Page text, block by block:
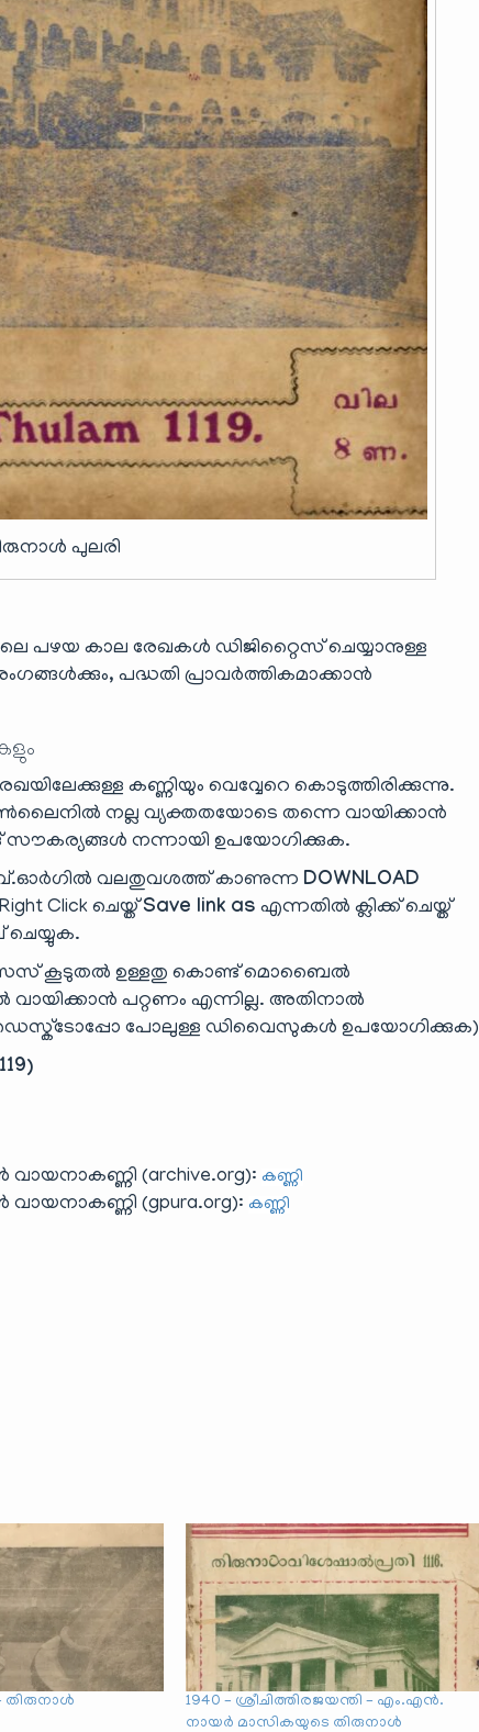
പുലരി
പഴയ കാല രേഖകൾ ഡിജിറ്റൈസ് ചെയ്യാനുള്ള
പദ്ധതി പ്രാവർത്തികമാക്കാൻ
കണ്ണിയും വെവ്വേറെ കൊടുത്തിരിക്കുന്നു.
നല്ല വ്യക്തതയോടെ തന്നെ വായിക്കാൻ
നന്നായി ഉപയോഗിക്കുക.
വലതുവശത്ത് കാണുന്ന DOWNLOAD
Click ചെയ്ത്Save link as എന്നതിൽ ക്ലിക്ക് ചെയ്ത്
ചെയ്യുക.
കൂടുതൽ ഉള്ളതു കൊണ്ട് മൊബൈൽ
പറ്റണം എന്നില്ല. അതിനാൽ
പോലുള്ള ഡിവൈസുകൾ ഉപയോഗിക്കുക)
(archive.org): കണ്ണി
(gpura.org): കണ്ണി
തിരുനാൾ
1940 – ശ്രീചിത്തിരജയന്തി – എം.എൻ.
നായർ മാസികയുടെ തിരുനാൾ